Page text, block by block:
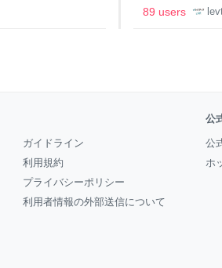
ついて作者に
89 users
ガイドライン
利用規約
プライバシーポリシー
利用者情報の外部送信について
公
公
ホ